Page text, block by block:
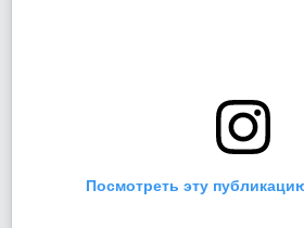
Посмотреть эту